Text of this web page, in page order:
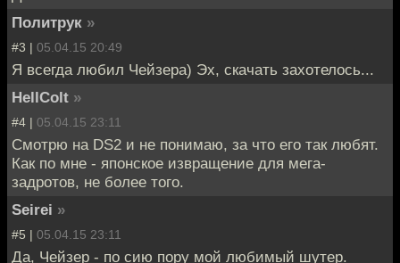
Политрук »
#3 | 05.04.15 20:49
Я всегда любил Чейзера) Эх, скачать захотелось...
HellColt »
#4 | 05.04.15 23:11
Смотрю на DS2 и не понимаю, за что его так любят.
Как по мне - японское извращение для мега-
задротов, не более того.
Seirei »
#5 | 05.04.15 23:11
Да, Чейзер - по сию пору мой любимый шутер.